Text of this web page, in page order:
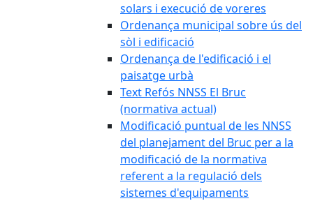
solars i execució de voreres
Ordenança municipal sobre ús del
sòl i edificació
Ordenança de l'edificació i el
paisatge urbà
Text Refós NNSS El Bruc
(normativa actual)
Modificació puntual de les NNSS
del planejament del Bruc per a la
modificació de la normativa
referent a la regulació dels
sistemes d'equipaments